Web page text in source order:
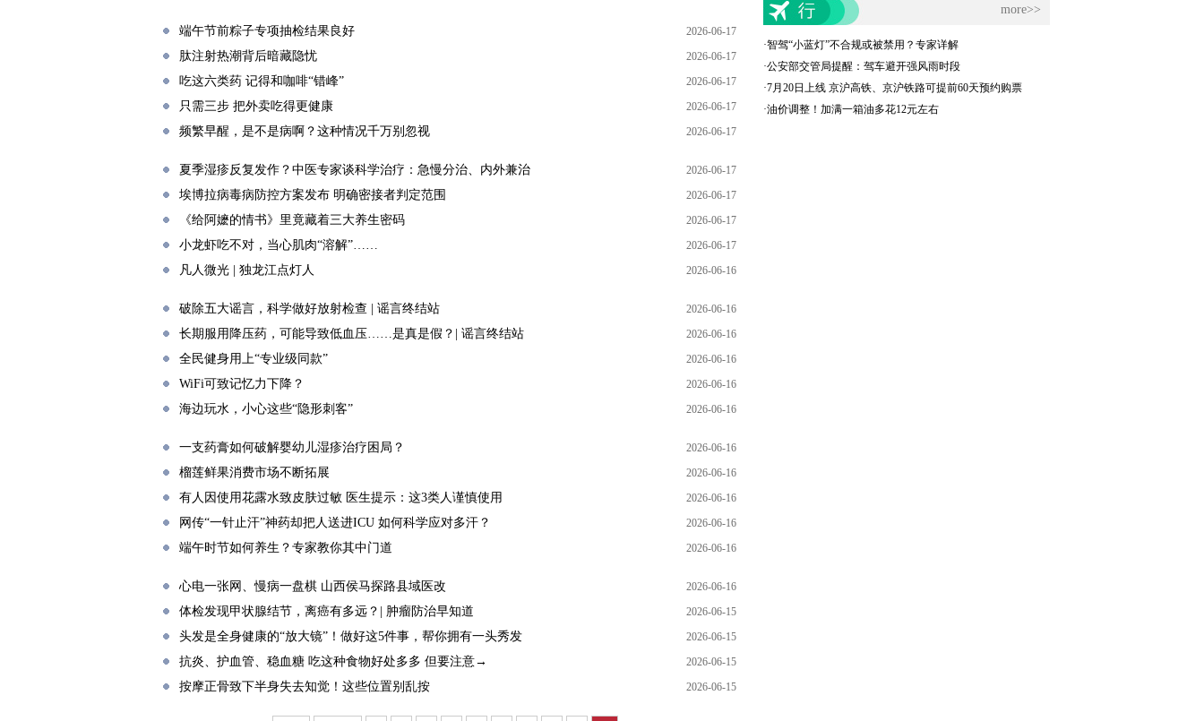
端午节前粽子专项抽检结果良好 2026-06-17
肽注射热潮背后暗藏隐忧 2026-06-17
吃这六类药 记得和咖啡“错峰” 2026-06-17
只需三步 把外卖吃得更健康 2026-06-17
频繁早醒，是不是病啊？这种情况千万别忽视 2026-06-17
夏季湿疹反复发作？中医专家谈科学治疗：急慢分治、内外兼治 2026-06-17
埃博拉病毒病防控方案发布 明确密接者判定范围 2026-06-17
《给阿嬷的情书》里竟藏着三大养生密码 2026-06-17
小龙虾吃不对，当心肌肉“溶解”…… 2026-06-17
凡人微光 | 独龙江点灯人 2026-06-16
破除五大谣言，科学做好放射检查 | 谣言终结站 2026-06-16
长期服用降压药，可能导致低血压……是真是假？| 谣言终结站 2026-06-16
全民健身用上“专业级同款” 2026-06-16
WiFi可致记忆力下降？ 2026-06-16
海边玩水，小心这些“隐形刺客” 2026-06-16
一支药膏如何破解婴幼儿湿疹治疗困局？ 2026-06-16
榴莲鲜果消费市场不断拓展 2026-06-16
有人因使用花露水致皮肤过敏 医生提示：这3类人谨慎使用 2026-06-16
网传“一针止汗”神药却把人送进ICU 如何科学应对多汗？ 2026-06-16
端午时节如何养生？专家教你其中门道 2026-06-16
心电一张网、慢病一盘棋 山西侯马探路县域医改 2026-06-16
体检发现甲状腺结节，离癌有多远？| 肿瘤防治早知道 2026-06-15
头发是全身健康的“放大镜”！做好这5件事，帮你拥有一头秀发 2026-06-15
抗炎、护血管、稳血糖 吃这种食物好处多多 但要注意→ 2026-06-15
按摩正骨致下半身失去知觉！这些位置别乱按 2026-06-15
more>>
·智驾“小蓝灯”不合规或被禁用？专家详解
·公安部交管局提醒：驾车避开强风雨时段
·7月20日上线 京沪高铁、京沪铁路可提前60天预约购票
·油价调整！加满一箱油多花12元左右